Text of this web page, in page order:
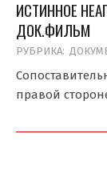
ИСТИННОЕ
ДОК.ФИЛЬМ
2019-
РУБРИКА:
правой